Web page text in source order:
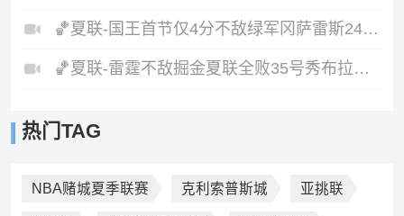
🏀夏联-国王首节仅4分不敌绿军冈萨雷斯24+10+5塞纳克10+12
🏀夏联-雷霆不敌掘金夏联全败35号秀布拉齐尔32+6马拉14+7+6
热门TAG
NBA赌城夏季联赛 克利索普斯城 亚挑联